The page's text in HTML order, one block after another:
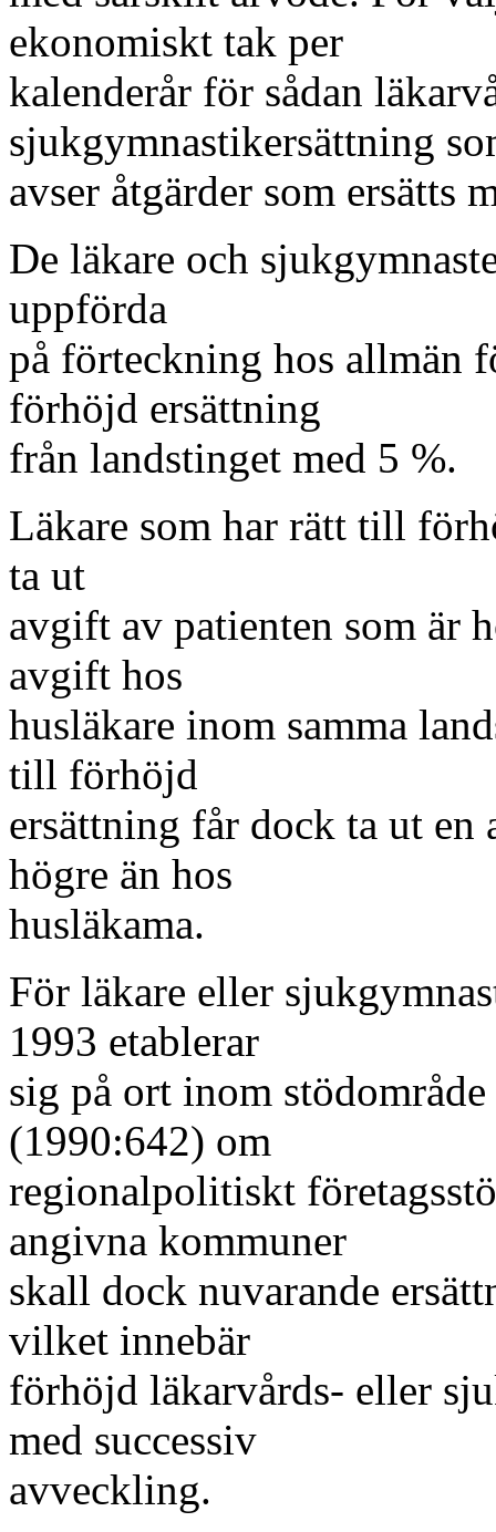
ekonomiskt tak per
kalenderår för sådan
sjukgymnastikersättning
avser åtgärder som ersätts
De läkare och
uppförda
på förteckning hos allmän
förhöjd ersättning
från landstinget med 5 %.
Läkare som har rätt till
ta ut
avgift av patienten som är
avgift hos
husläkare inom samma
till förhöjd
ersättning får dock ta ut
högre än hos
husläkama.
För läkare eller
1993 etablerar
sig på ort inom
(1990:642) om
regionalpolitiskt
angivna kommuner
skall dock nuvarande
vilket innebär
förhöjd läkarvårds- eller
med successiv
avveckling.